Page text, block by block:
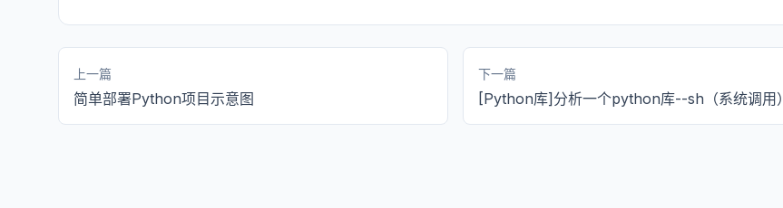
上一篇
简单部署Python项目示意图
下一篇
[Python库]分析一个python库--sh（系统调用）